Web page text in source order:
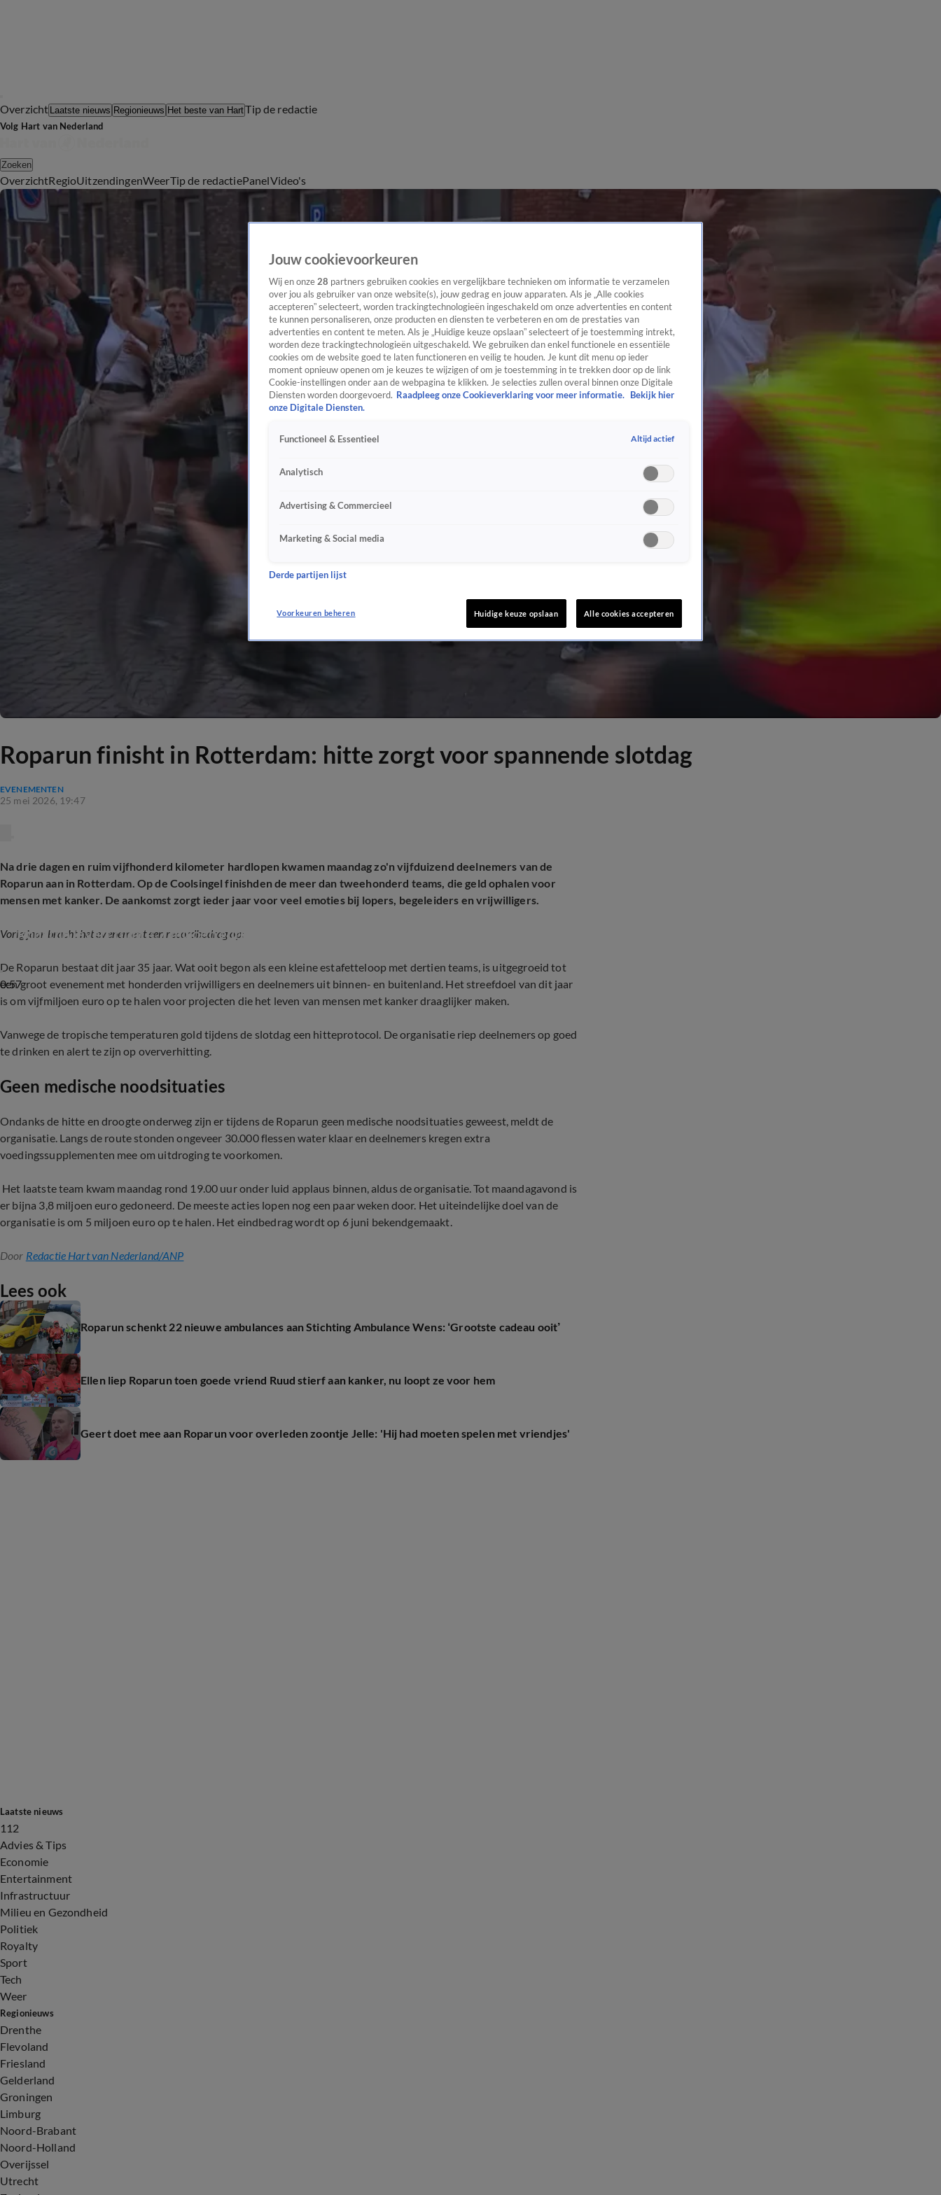
Overzicht Laatste nieuws Regionieuws Het beste van HartTip de redactie
Volg Hart van Nederland
Zoeken
OverzichtRegioUitzendingenWeerTip de redactiePanelVideo's
Roparun finisht in Rotterdam: hitte zorgt voor spannende slotdag
EVENEMENTEN
25 mei 2026, 19:47
Na drie dagen en ruim vijfhonderd kilometer hardlopen kwamen maandag zo'n vijfduizend deelnemers van de
Roparun aan in Rotterdam. Op de Coolsingel finishden de meer dan tweehonderd teams, die geld ophalen voor
mensen met kanker. De aankomst zorgt ieder jaar voor veel emoties bij lopers, begeleiders en vrijwilligers.
Vorig jaar bracht het evenement een recordbedrag op:
0:57
Roparun levert ruim 4,7 miljoen euro op voor mensen met kanker
De Roparun bestaat dit jaar 35 jaar. Wat ooit begon als een kleine estafetteloop met dertien teams, is uitgegroeid tot
een groot evenement met honderden vrijwilligers en deelnemers uit binnen- en buitenland. Het streefdoel van dit jaar
is om vijfmiljoen euro op te halen voor projecten die het leven van mensen met kanker draaglijker maken.
Vanwege de tropische temperaturen gold tijdens de slotdag een hitteprotocol. De organisatie riep deelnemers op goed
te drinken en alert te zijn op oververhitting.
Geen medische noodsituaties
Ondanks de hitte en droogte onderweg zijn er tijdens de Roparun geen medische noodsituaties geweest, meldt de
organisatie. Langs de route stonden ongeveer 30.000 flessen water klaar en deelnemers kregen extra
voedingssupplementen mee om uitdroging te voorkomen.
Het laatste team kwam maandag rond 19.00 uur onder luid applaus binnen, aldus de organisatie. Tot maandagavond is
er bijna 3,8 miljoen euro gedoneerd. De meeste acties lopen nog een paar weken door. Het uiteindelijke doel van de
organisatie is om 5 miljoen euro op te halen. Het eindbedrag wordt op 6 juni bekendgemaakt.
Door Redactie Hart van Nederland/ANP
Lees ook
Roparun schenkt 22 nieuwe ambulances aan Stichting Ambulance Wens: ‘Grootste cadeau ooit’
Ellen liep Roparun toen goede vriend Ruud stierf aan kanker, nu loopt ze voor hem
Geert doet mee aan Roparun voor overleden zoontje Jelle: 'Hij had moeten spelen met vriendjes'
Laatste nieuws
112
Advies & Tips
Economie
Entertainment
Infrastructuur
Milieu en Gezondheid
Politiek
Royalty
Sport
Tech
Weer
Regionieuws
Drenthe
Flevoland
Friesland
Gelderland
Groningen
Limburg
Noord-Brabant
Noord-Holland
Overijssel
Utrecht
Jouw cookievoorkeuren
Wij en onze 28 partners gebruiken cookies en vergelijkbare technieken om informatie te verzamelen
over jou als gebruiker van onze website(s), jouw gedrag en jouw apparaten. Als je „Alle cookies
accepteren” selecteert, worden trackingtechnologieën ingeschakeld om onze advertenties en content
te kunnen personaliseren, onze producten en diensten te verbeteren en om de prestaties van
advertenties en content te meten. Als je „Huidige keuze opslaan” selecteert of je toestemming intrekt,
worden deze trackingtechnologieën uitgeschakeld. We gebruiken dan enkel functionele en essentiële
cookies om de website goed te laten functioneren en veilig te houden. Je kunt dit menu op ieder
moment opnieuw openen om je keuzes te wijzigen of om je toestemming in te trekken door op de link
Cookie-instellingen onder aan de webpagina te klikken. Je selecties zullen overal binnen onze Digitale
Diensten worden doorgevoerd. Raadpleeg onze Cookieverklaring voor meer informatie. Bekijk hier
onze Digitale Diensten.
Functioneel & Essentieel Altijd actief
Analytisch
Advertising & Commercieel
Marketing & Social media
Derde partijen lijst
Voorkeuren beheren Huidige keuze opslaan Alle cookies accepteren